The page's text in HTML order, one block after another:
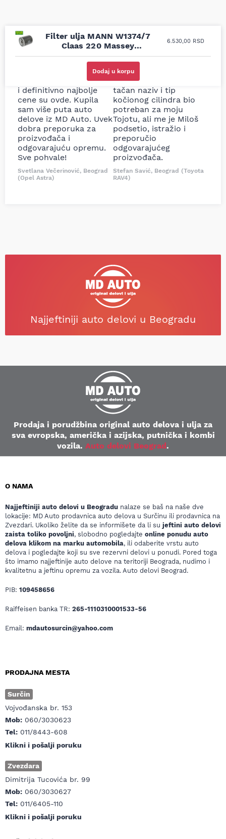
Filter ulja MANN W1374/7
Claas 220 Massey
Ferguson 8650
6.530,00 RSD
Dodaj u korpu
Uporedila sam sve
prodavnice auto delova
i definitivno najbolje
cene su ovde. Kupila
sam više puta auto
delove iz MD Auto. Uvek
dobra preporuka za
proizvođača i
odgovarajuću opremu.
Sve pohvale!
Svetlana Večerinović, Beograd
(Opel Astra)
Odlična usluga i
ljubazni prodavci.
Nisam bio siguran koji je
tačan naziv i tip
kočionog cilindra bio
potreban za moju
Tojotu, ali me je Miloš
podsetio, istražio i
preporučio
odgovarajućeg
proizvođača.
Stefan Savić, Beograd (Toyota
RAV4)
Najjeftiniji auto delovi u Beogradu
Prodaja i porudžbina original auto delova i ulja za
sva evropska, američka i azijska, putnička i kombi
vozila. Auto delovi Beograd.
O NAMA
Najjeftiniji auto delovi u Beogradu nalaze se baš na naše dve
lokacije: MD Auto prodavnica auto delova u Surčinu ili prodavnica na
Zvezdari. Ukoliko želite da se informišete da li su jeftini auto delovi
zaista toliko povoljni, slobodno pogledajte online ponudu auto
delova klikom na marku automobila, ili odaberite vrstu auto
delova i pogledajte koji su sve rezervni delovi u ponudi. Pored toga
što imamo najjeftinije auto delove na teritoriji Beograda, nudimo i
kvalitetnu a jeftinu opremu za vozila. Auto delovi Beograd.
PIB: 109458656
Raiffeisen banka TR: 265-1110310001533-56
Email: mdautosurcin@yahoo.com
PRODAJNA MESTA
Surčin
Vojvođanska br. 153
Mob: 060/3030623
Tel: 011/8443-608
Klikni i pošalji poruku
Zvezdara
Dimitrija Tucovića br. 99
Mob: 060/3030627
Tel: 011/6405-110
Klikni i pošalji poruku